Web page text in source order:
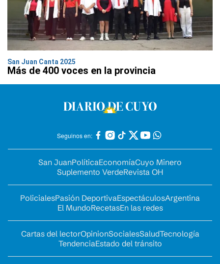
San Juan Canta 2025
Más de 400 voces en la provincia
Seguinos en:
San JuanPolíticaEconomíaCuyo Minero
Suplemento VerdeRevista OH
PolicialesPasión DeportivaEspectáculosArgentina
El MundoRecetasEn las redes
Cartas del lectorOpinionSocialesSaludTecnología
TendenciaEstado del tránsito